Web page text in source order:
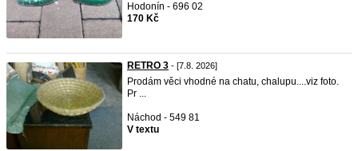
Hodonín - 696 02
170 Kč
RETRO 3 - [7.8. 2026]
Prodám věci vhodné na chatu, chalupu....viz foto.
Pr ...
Náchod - 549 81
V textu